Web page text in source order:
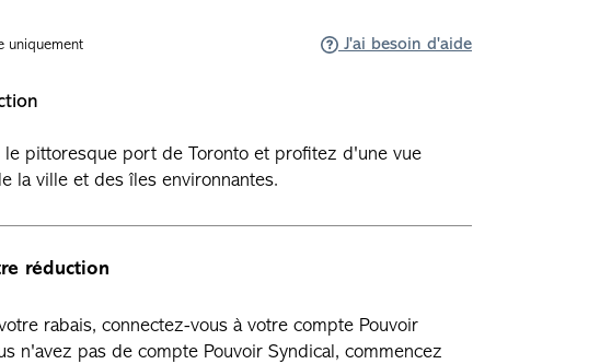
uniquement J'ai besoin d'aide
le pittoresque port de Toronto et profitez d'une vue
la ville et des îles environnantes.
réduction
rabais, connectez-vous à votre compte Pouvoir
n'avez pas de compte Pouvoir Syndical, commencez